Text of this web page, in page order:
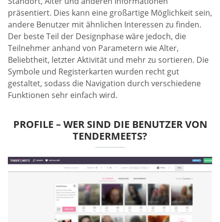
präsentiert. Dies kann eine großartige Möglichkeit sein,
andere Benutzer mit ähnlichen Interessen zu finden.
Der beste Teil der Designphase wäre jedoch, die
Teilnehmer anhand von Parametern wie Alter,
Beliebtheit, letzter Aktivität und mehr zu sortieren. Die
Symbole und Registerkarten wurden recht gut
gestaltet, sodass die Navigation durch verschiedene
Funktionen sehr einfach wird.
PROFILE – WER SIND DIE BENUTZER VON
TENDERMEETS?